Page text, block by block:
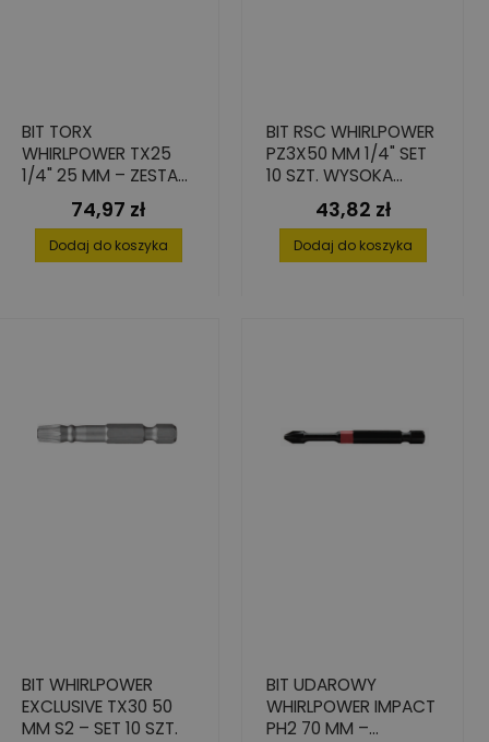
BIT TORX
WHIRLPOWER TX25
1/4" 25 MM – ZESTAW
25 SZT.Cena
74,97 zł
Dodaj do koszyka
BIT RSC WHIRLPOWER
PZ3X50 MM 1/4" SET
10 SZT. WYSOKA
PRECYZJACena
43,82 zł
Dodaj do koszyka
BIT WHIRLPOWER
EXCLUSIVE TX30 50
MM S2 – SET 10 SZT.
BIT UDAROWY
WHIRLPOWER IMPACT
PH2 70 MM –